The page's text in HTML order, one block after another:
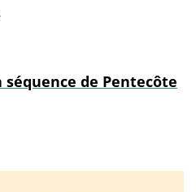
de Pentecôte